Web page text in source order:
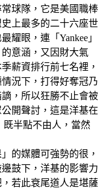
球隊，它是美國職棒
上最多的二十六座世
耀眼，連「Yankee」
意涵，又因財大氣
薪資排行前七名裡，
況下，打得好奪冠乃
，所以狂勝不止會被
開聲討，這是洋基在
半點不由人，當然
的媒體可強勢的很，
鼓下，洋基的影響力
若此衰尾道人是堪薩